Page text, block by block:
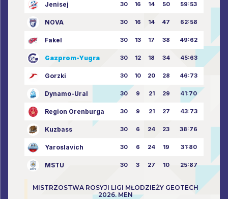
Jenisej 30 16 14 50 59:53
NOVA 30 16 14 47 62:58
Fakel 30 13 17 38 49:62
Gazprom-Yugra 30 12 18 34 45:63
Gorzki 30 10 20 28 46:73
Dynamo-Ural 30 9 21 29 41:70
Region Orenburga 30 9 21 27 43:73
Kuzbass 30 6 24 23 38:76
Yaroslavich 30 6 24 19 31:80
MSTU 30 3 27 10 25:87
MISTRZOSTWA ROSYJI LIGI MŁODZIEŻY GEOTECH
2026. MEN